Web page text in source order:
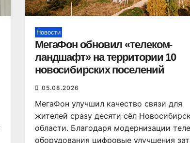
Новости
МегаФон обновил «телеком-
ландшафт» на территории 10
новосибирских поселений
05.08.2026
МегаФон улучшил качество связи для
жителей сразу десяти сёл
области. Благодаря модернизации
оборудования цифровые улучшения